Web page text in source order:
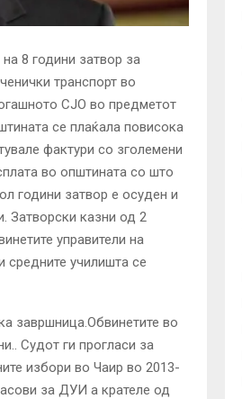
8 години затвор за
транспорт во
СЈО во предметот
се плаќала повисока
фактури со зголемени
во општината со што
години затвор е осуден и
Затворски казни од 2
управители на
средните училишта се
завршница.Обвинетите во
Судот ги прогласи за
избори во Чаир во 2013-
за ДУИ а крателе од